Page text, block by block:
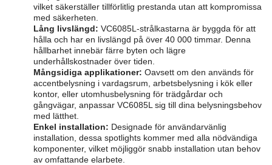
vilket säkerställer tillförlitlig prestanda utan att kompromissa
med säkerheten.
Lång livslängd: VC6085L-strålkastarna är byggda för att
hålla och har en livslängd på över 40 000 timmar. Denna
hållbarhet innebär färre byten och lägre
underhållskostnader över tiden.
Mångsidiga applikationer: Oavsett om den används för
accentbelysning i vardagsrum, arbetsbelysning i kök eller
kontor, eller utomhusbelysning för trädgårdar och
gångvägar, anpassar VC6085L sig till dina belysningsbehov
med lätthet.
Enkel installation: Designade för användarvänlig
installation, dessa spotlights kommer med alla nödvändiga
komponenter, vilket möjliggör snabb installation utan behov
av omfattande elarbete.